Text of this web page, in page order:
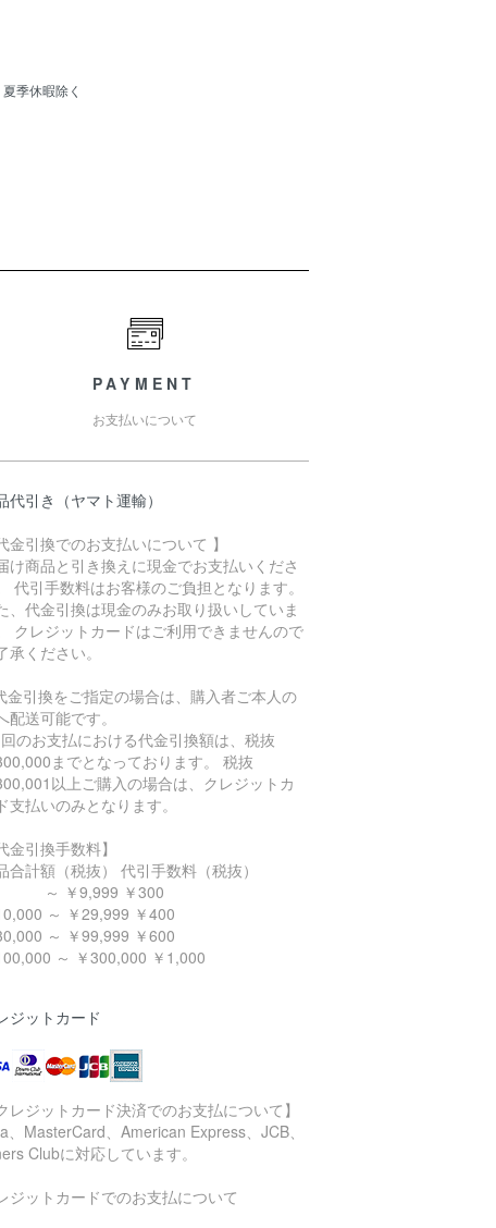
季休暇除く
PAYMENT
お支払いについて
代引き（ヤマト運輸）
金引換でのお支払いについて 】
け商品と引き換えに現金でお支払いくださ
代引手数料はお客様のご負担となります。
、代金引換は現金のみお取り扱いしていま
クレジットカードはご利用できませんので
承ください。
金引換をご指定の場合は、購入者ご本人の
配送可能です。
のお支払における代金引換額は、税抜
までとなっております。 税抜
以上ご購入の場合は、クレジットカ
支払いのみとなります。
金引換手数料】
合計額（税抜） 代引手数料（税抜）
￥9,999 ￥300
～ ￥29,999 ￥400
～ ￥99,999 ￥600
～ ￥300,000 ￥1,000
ジットカード
レジットカード決済でのお支払について】
、MasterCard、American Express、JCB、
Clubに対応しています。
ジットカードでのお支払について